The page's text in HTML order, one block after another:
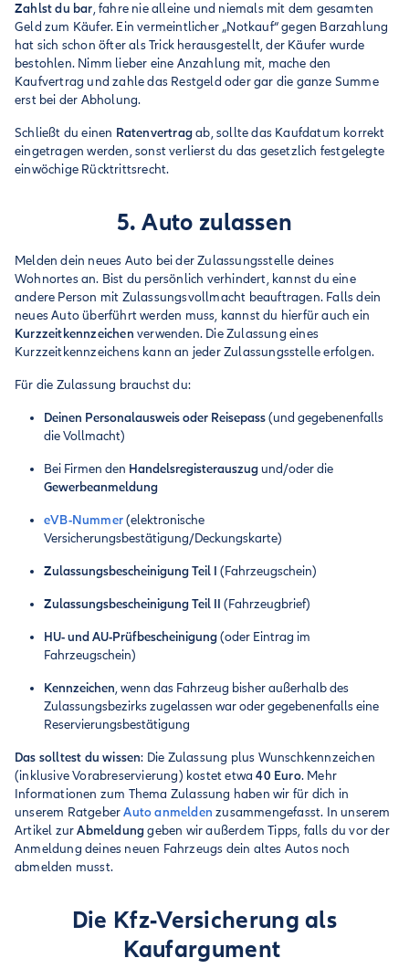
Zahlst du bar, fahre nie alleine und niemals mit dem gesamten
Geld zum Käufer. Ein vermeintlicher „Notkauf“ gegen Barzahlung
hat sich schon öfter als Trick herausgestellt, der Käufer wurde
bestohlen. Nimm lieber eine Anzahlung mit, mache den
Kaufvertrag und zahle das Restgeld oder gar die ganze Summe
erst bei der Abholung.
Schließt du einen Ratenvertragab, sollte das Kaufdatum korrekt
eingetragen werden, sonst verlierst du das gesetzlich festgelegte
einwöchige Rücktrittsrecht.
5. Auto zulassen
Melden dein neues Auto bei der Zulassungsstelle deines
Wohnortes an. Bist du persönlich verhindert, kannst du eine
andere Person mit Zulassungsvollmacht beauftragen. Falls dein
neues Auto überführt werden muss, kannst du hierfür auch ein
Kurzzeitkennzeichen verwenden. Die Zulassung eines
Kurzzeitkennzeichens kann an jeder Zulassungsstelle erfolgen.
Für die Zulassung brauchst du:
Deinen Personalausweis oder Reisepass(und gegebenenfalls
die Vollmacht)
Bei Firmen den Handelsregisterauszugund/oder die
Gewerbeanmeldung
eVB-Nummer(elektronische
Versicherungsbestätigung/Deckungskarte)
Zulassungsbescheinigung Teil I (Fahrzeugschein)
Zulassungsbescheinigung Teil II (Fahrzeugbrief)
HU- und AU-Prüfbescheinigung(oder Eintrag im
Fahrzeugschein)
Kennzeichen, wenn das Fahrzeug bisher außerhalb des
Zulassungsbezirks zugelassen war oder gegebenenfalls eine
Reservierungsbestätigung
Das solltest du wissen: Die Zulassung plus Wunschkennzeichen
(inklusive Vorabreservierung) kostet etwa40 Euro. Mehr
Informationen zum Thema Zulassung haben wir für dich in
unserem RatgeberAuto anmelden zusammengefasst. In unserem
Artikel zurAbmeldunggeben wir außerdem Tipps, falls du vor der
Anmeldung deines neuen Fahrzeugs dein altes Autos noch
abmelden musst.
Die Kfz-Versicherung als
Kaufargument